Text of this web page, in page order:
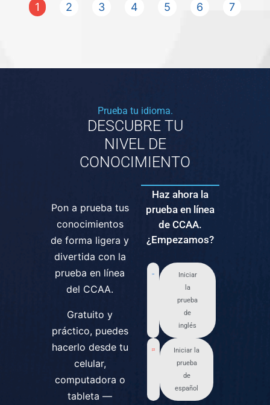
1 2 3 4 5 6 7
Prueba tu idioma.
DESCUBRE TU
NIVEL DE
CONOCIMIENTO
Pon a prueba tus
conocimientos
de forma ligera y
divertida con la
prueba en línea
del CCAA.
Gratuito y
práctico, puedes
hacerlo desde tu
celular,
computadora o
tableta —
Haz ahora la
prueba en línea
de CCAA.
¿Empezamos?
Iniciar
la
prueba
de
inglés
Iniciar la
prueba
de
español